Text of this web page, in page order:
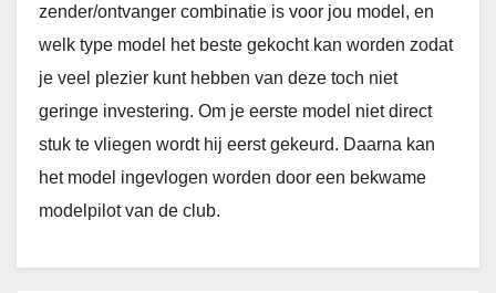
zender/ontvanger combinatie is voor jou model, en
welk type model het beste gekocht kan worden zodat
je veel plezier kunt hebben van deze toch niet
geringe investering. Om je eerste model niet direct
stuk te vliegen wordt hij eerst gekeurd. Daarna kan
het model ingevlogen worden door een bekwame
modelpilot van de club.